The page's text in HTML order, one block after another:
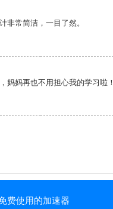
非常简洁，一目了然。
妈妈再也不用担心我的学习啦！
费使用的加速器